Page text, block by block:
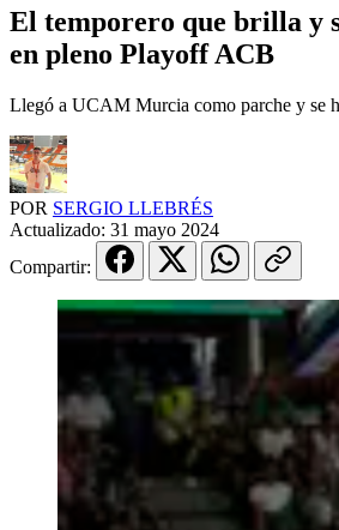
El temporero que brilla y
en pleno Playoff ACB
Llegó a UCAM Murcia como parche y se
POR SERGIO LLEBRÉS
Actualizado: 31 mayo 2024
Compartir: